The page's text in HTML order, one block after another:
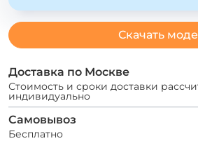
Скачать
Доставка по Москве
Стоимость и сроки доставки
индивидуально
Самовывоз
Бесплатно